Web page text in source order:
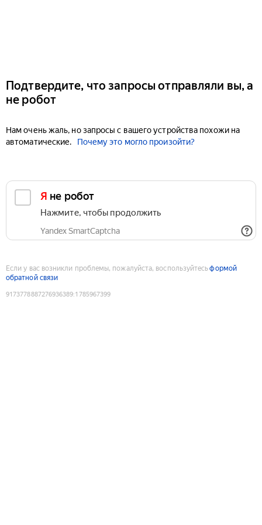
Подтвердите, что запросы отправляли вы, а
не робот
Нам очень жаль, но запросы с вашего устройства похожи на
автоматические.
Почему это могло произойти?
Я не робот
Нажмите, чтобы продолжить
Yandex SmartCaptcha
Если у вас возникли проблемы, пожалуйста, воспользуйтесьформой
обратной связи
9173778887276936389:1785967399